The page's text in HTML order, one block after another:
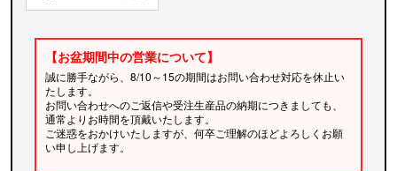
【お盆期間中の営業について】
誠に勝手ながら、8/10～15の期間はお問い合わせ対応を休止い
たします。
お問い合わせへのご返信や受注生産品の納期につきましても、
通常よりお時間を頂戴いたします。
ご迷惑をおかけいたしますが、何卒ご理解のほどよろしくお願
い申し上げます。